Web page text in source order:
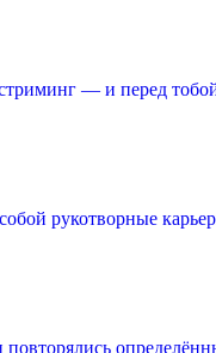
— и перед
рукотворные